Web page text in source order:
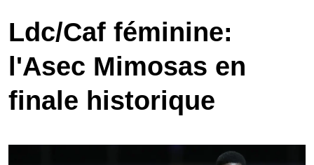
Ldc/Caf féminine:
l'Asec Mimosas en
finale historique